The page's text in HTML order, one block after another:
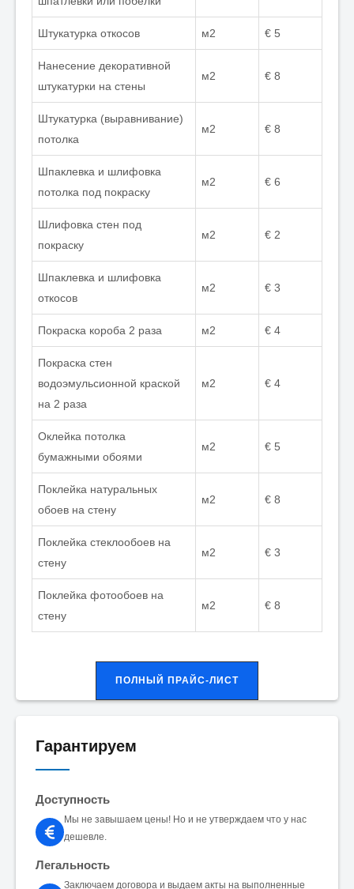
Штукатурка откосов м2 € 5
Нанесение декоративной
штукатурки на стены
м2 € 8
Штукатурка (выравнивание)
потолка
м2 € 8
Шпаклевка и шлифовка
потолка под покраску
м2 € 6
Шлифовка стен под
покраску
м2 € 2
Шпаклевка и шлифовка
откосов
м2 € 3
Покраска короба 2 раза м2 € 4
Покраска стен
водоэмульсионной краской
на 2 раза
м2 € 4
Оклейка потолка
бумажными обоями
м2 € 5
Поклейка натуральных
обоев на стену
м2 € 8
Поклейка стеклообоев на
стену
м2 € 3
Поклейка фотообоев на
стену
м2 € 8
ПОЛНЫЙ ПРАЙС-ЛИСТ
Гарантируем
Доступность
Мы не завышаем цены! Но и не утверждаем что у нас
дешевле.
Легальность
Заключаем договора и выдаем акты на выполненные